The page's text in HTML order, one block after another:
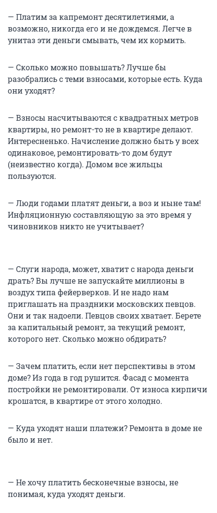
— Платим за капремонт десятилетиями, а
возможно, никогда его и не дождемся. Легче в
унитаз эти деньги смывать, чем их кормить.
— Сколько можно повышать? Лучше бы
разобрались с теми взносами, которые есть. Куда
они уходят?
— Взносы насчитываются с квадратных метров
квартиры, но ремонт-то не в квартире делают.
Интересненько. Начисление должно быть у всех
одинаковое, ремонтировать-то дом будут
(неизвестно когда). Домом все жильцы
пользуются.
— Люди годами платят деньги, а воз и ныне там!
Инфляционную составляющую за это время у
чиновников никто не учитывает?
— Слуги народа, может, хватит с народа деньги
драть? Вы лучше не запускайте миллионы в
воздух типа фейерверков. И не надо нам
приглашать на праздники московских певцов.
Они и так надоели. Певцов своих хватает. Берете
за капитальный ремонт, за текущий ремонт,
которого нет. Сколько можно обдирать?
— Зачем платить, если нет перспективы в этом
доме? Из года в год рушится. Фасад с момента
постройки не ремонтировали. От износа кирпичи
крошатся, в квартире от этого холодно.
— Куда уходят наши платежи? Ремонта в доме не
было и нет.
— Не хочу платить бесконечные взносы, не
понимая, куда уходят деньги.